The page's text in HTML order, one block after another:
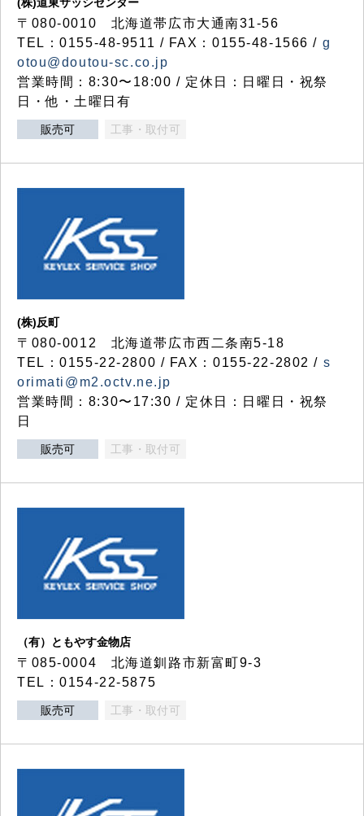
〒080-0010 北海道帯広市大通南31-56
TEL：0155-48-9511 / FAX：0155-48-1566 / g
otou@doutou-sc.co.jp
営業時間：8:30〜18:00 / 定休日：日曜日・祝祭
日・他・土曜日有
販売可 工事・取付可
(株)反町
〒080-0012 北海道帯広市西二条南5-18
TEL：0155-22-2800 / FAX：0155-22-2802 / s
orimati@m2.octv.ne.jp
営業時間：8:30〜17:30 / 定休日：日曜日・祝祭
日
販売可 工事・取付可
（有）ともやす金物店
〒085-0004 北海道釧路市新富町9-3
TEL：0154-22-5875
販売可 工事・取付可